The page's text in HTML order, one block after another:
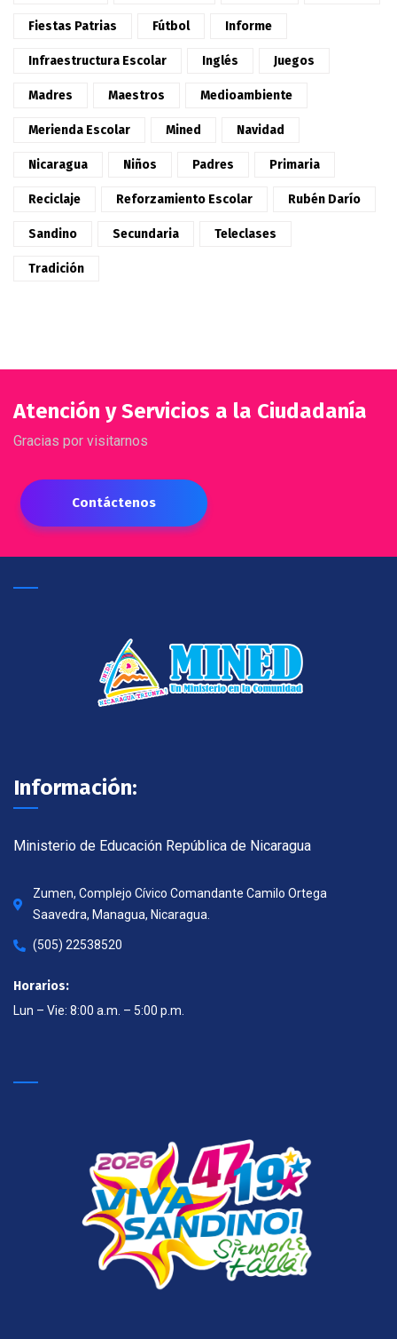
Fiestas Patrias Fútbol Informe
Infraestructura Escolar Inglés Juegos
Madres Maestros Medioambiente
Merienda Escolar Mined Navidad
Nicaragua Niños Padres Primaria
Reciclaje Reforzamiento Escolar Rubén Darío
Sandino Secundaria Teleclases
Tradición
Atención y Servicios a la Ciudadanía
Gracias por visitarnos
Contáctenos
Información:
Ministerio de Educación República de Nicaragua
Zumen, Complejo Cívico Comandante Camilo Ortega
Saavedra, Managua, Nicaragua.
(505) 22538520
Horarios:
Lun – Vie: 8:00 a.m. – 5:00 p.m.